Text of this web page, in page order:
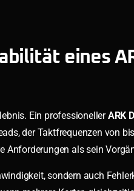
eines
Ein professionellerARK
der Taktfrequenzen von
Anforderungen als sein
sondern auch